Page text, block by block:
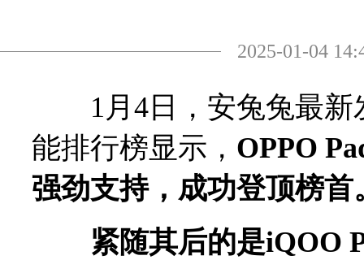
2025-01-04
1月4日，安兔兔最新
能排行榜显示， OPPO
强劲支持，成功登顶榜首
紧随其后的是iQOO